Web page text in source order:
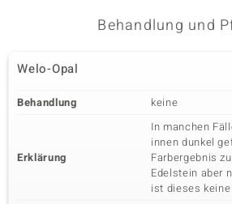
Behandlung und
Welo-Opal
Behandlung keine
Erklärung
In manchen
innen dunkel
Farbergebnis
Edelstein aber
ist dieses